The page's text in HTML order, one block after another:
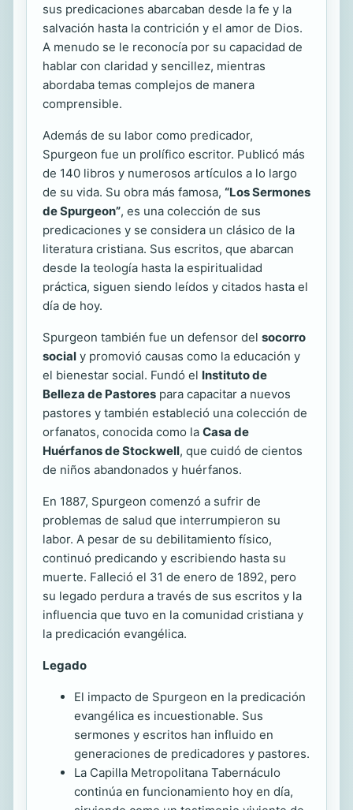
sus predicaciones abarcaban desde la fe y la
salvación hasta la contrición y el amor de Dios.
A menudo se le reconocía por su capacidad de
hablar con claridad y sencillez, mientras
abordaba temas complejos de manera
comprensible.
Además de su labor como predicador,
Spurgeon fue un prolífico escritor. Publicó más
de 140 libros y numerosos artículos a lo largo
de su vida. Su obra más famosa, “Los Sermones
de Spurgeon”, es una colección de sus
predicaciones y se considera un clásico de la
literatura cristiana. Sus escritos, que abarcan
desde la teología hasta la espiritualidad
práctica, siguen siendo leídos y citados hasta el
día de hoy.
Spurgeon también fue un defensor del socorro
social y promovió causas como la educación y
el bienestar social. Fundó el Instituto de
Belleza de Pastores para capacitar a nuevos
pastores y también estableció una colección de
orfanatos, conocida como la Casa de
Huérfanos de Stockwell, que cuidó de cientos
de niños abandonados y huérfanos.
En 1887, Spurgeon comenzó a sufrir de
problemas de salud que interrumpieron su
labor. A pesar de su debilitamiento físico,
continuó predicando y escribiendo hasta su
muerte. Falleció el 31 de enero de 1892, pero
su legado perdura a través de sus escritos y la
influencia que tuvo en la comunidad cristiana y
la predicación evangélica.
Legado
El impacto de Spurgeon en la predicación
evangélica es incuestionable. Sus
sermones y escritos han influido en
generaciones de predicadores y pastores.
La Capilla Metropolitana Tabernáculo
continúa en funcionamiento hoy en día,